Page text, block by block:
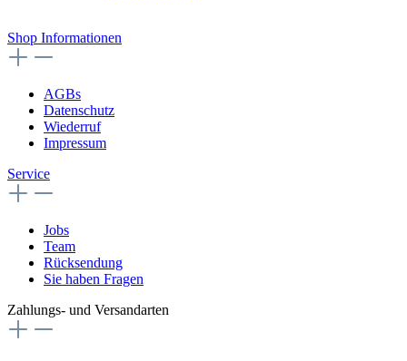
Shop Informationen
AGBs
Datenschutz
Wiederruf
Impressum
Service
Jobs
Team
Rücksendung
Sie haben Fragen
Zahlungs- und Versandarten